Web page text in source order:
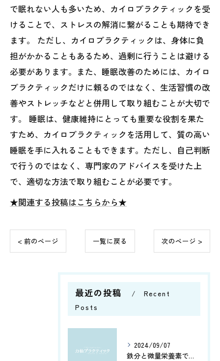
で眠れない人も多いため、カイロプラクティックを受
けることで、ストレスの解消に繋がることも期待でき
ます。 ただし、カイロプラクティックは、身体に負
担がかかることもあるため、過剰に行うことは避ける
必要があります。また、睡眠改善のためには、カイロ
プラクティックだけに頼るのではなく、生活習慣の改
善やストレッチなどと併用して取り組むことが大切で
す。 睡眠は、健康維持にとっても重要な役割を果た
すため、カイロプラクティックを活用して、質の高い
睡眠を手に入れることもできます。ただし、自己判断
で行うのではなく、専門家のアドバイスを受けた上
で、適切な方法で取り組むことが必要です。
★関連する投稿はこちらから★
< 前のページ 一覧に戻る 次のページ >
最近の投稿
Recent
Posts
2024/09/07
鉄分と微量栄養素で健康管理